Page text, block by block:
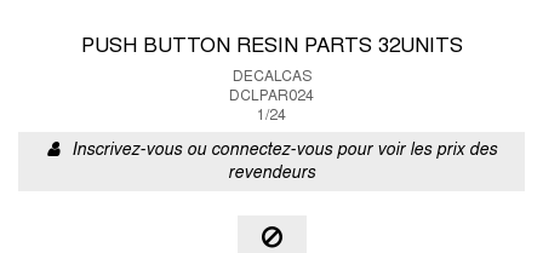
PUSH BUTTON RESIN PARTS 32UNITS
DECALCAS
DCLPAR024
1/24
Inscrivez-vous ou connectez-vous pour voir les prix des
revendeurs